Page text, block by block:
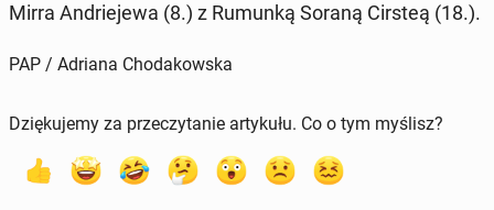
Mirra An­drie­je­wa (8.) z Rumunką Soraną Cirsteą (18.).
PAP / Adriana Chodakowska
Dziękujemy za przeczytanie artykułu. Co o tym myślisz?